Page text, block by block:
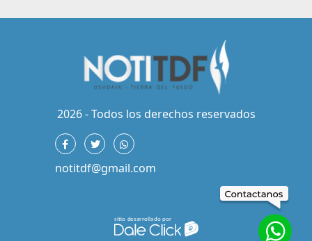
2026 - Todos los derechos reservados
notitdf@gmail.com